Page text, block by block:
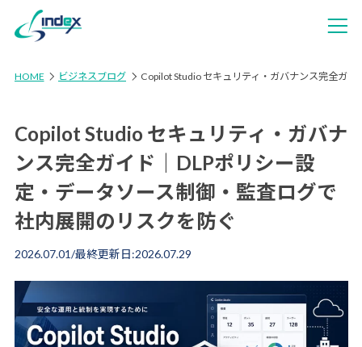
HOME ビジネスブログ Copilot Studio セキュリティ・ガバナンス完全ガ
Copilot Studio セキュリティ・ガバナ
ンス完全ガイド｜DLPポリシー設
定・データソース制御・監査ログで
社内展開のリスクを防ぐ
2026.07.01/最終更新日:2026.07.29